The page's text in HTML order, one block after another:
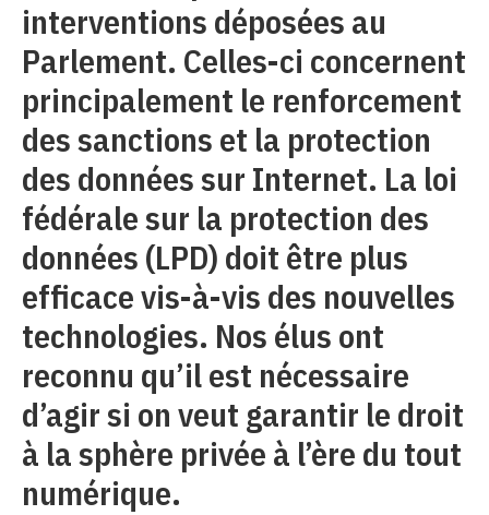
interventions déposées au
Parlement. Celles-ci concernent
principalement le renforcement
des sanctions et la protection
des données sur Internet. La loi
fédérale sur la protection des
données (LPD) doit être plus
efficace vis-à-vis des nouvelles
technologies. Nos élus ont
reconnu qu’il est nécessaire
d’agir si on veut garantir le droit
à la sphère privée à l’ère du tout
numérique.